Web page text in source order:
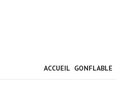
ACCUEIL GONFLABLE